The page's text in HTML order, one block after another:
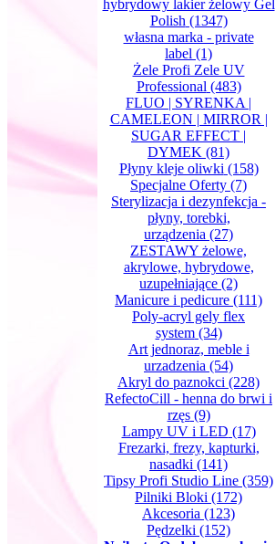
hybrydowy lakier żelowy Gel
Polish (1347)
własna marka - private
label (1)
Żele Profi Zele UV
Professional (483)
FLUO | SYRENKA |
CAMELEON | MIRROR |
SUGAR EFFECT |
DYMEK (81)
Płyny kleje oliwki (158)
Specjalne Oferty (7)
Sterylizacja i dezynfekcja -
płyny, torebki,
urządzenia (27)
ZESTAWY żelowe,
akrylowe, hybrydowe,
uzupełniające (2)
Manicure i pedicure (111)
Poly-acryl gely flex
system(34)
Art jednoraz, meble i
urzadzenia (54)
Akryl do paznokci (228)
RefectoCill - henna do brwi i
rzęs(9)
Lampy UV i LED (17)
Frezarki, frezy, kapturki,
nasadki (141)
Tipsy Profi Studio Line (359)
Pilniki Bloki (172)
Akcesoria (123)
Pędzelki (152)